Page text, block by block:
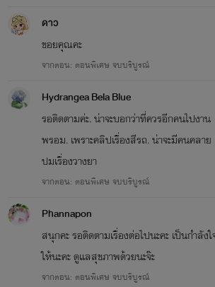
นาฏกรรม ดนตรีกรรม หรือภาพยนตร์ กา
ปาฐกถา ซึ่งวรรณกรรม การแพร่เสียงแพร่
การนำศิลปกรรมออกแสดงและการก่อสร้า
มาตรา ๖ งานอันมีลิขสิทธิ์ตามพระร
สร้างสรรค์ประเภทวรรณกรรม นาฏกรรม
โสตทัศนวัสดุ ภาพยนตร์ สิ่งบันทึกเสียง งา
หรือ งานอื่นใดในแผนกวรรณคดี แผนกวิท
ศิลปะของผู้สร้างสรรค์ ไม่ว่างานดังกล่าวจะ
รูปแบบอย่างใดการคุ้มครองลิขสิทธิ์ไม่คลุม
ตอน กรรมวิธี หรือระบบ หรือวิธีใช้หรือ ทำ
หลักการ การค้นพบ หรือทฤษฎีทา
ดาว
ขอยคุณคะ
จากตอน: ตอนพิเศษ จบบริบูรณ์
Hydrangea Bela Blue
รอติดตามค่ะ. น่าจะบอกว่าที่ควรอีกคนไปงาน
พรอม. เพราะคลิปเรื่องสีรถ. น่าจะมีคนคลาย
ปมเรื่องวางยา
จากตอน: ตอนพิเศษ จบบริบูรณ์
Phannapon
สนุกคะ รอติดตามเรื่องต่อไปนะคะ เป็นกำลังใ
ให้นะคะ ดูแลสุขภาพด้วยนะจ๊ะ
จากตอน: ตอนพิเศษ จบบริบูรณ์